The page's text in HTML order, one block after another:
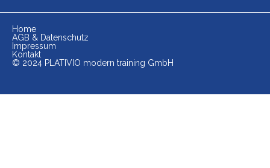
Home
AGB & Datenschutz
Impressum
Kontakt
© 2024 PLATIVIO modern training GmbH